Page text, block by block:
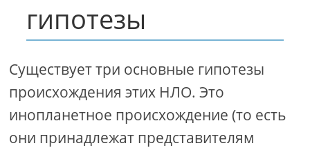
гипотезы
Существует три основные гипотезы
происхождения этих НЛО. Это
инопланетное происхождение (то есть
они принадлежат представителям